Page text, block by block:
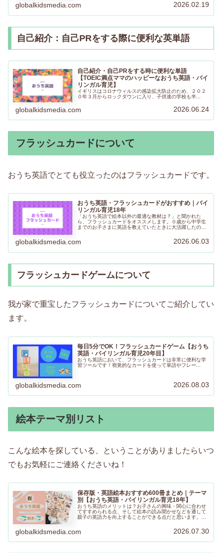
globalkidsmedia.com 2026.02.19
自己紹介：自己PRをする際に便利な英単語
自己紹介・自己PRをする時に便利な単語
【TOEIC満点ママのハッピーなおうち英語・バイ
リンガル育児】
イギリスはコロナウィルスの感染拡大防止のため、２０２
０年３月からロックダウンに入り、子供達の学校も半...
globalkidsmedia.com 2026.06.24
フラッシュカードについて
おうち英語でとても役立ったのはフラッシュカードです。
おうち英語・フラッシュカードがおすすめ｜バイ
リンガル育児18年
「おうち英語で絵本以外の最適な教材は？」と聞かれた
ら、フラッシュカードをオススメします。０歳から中学生
までのお子さまに英語を教えていたときに大活躍したの
しやすく、さまざまな使い方ができるので、ぜひ取り入れ
てみてください。
globalkidsmedia.com 2026.06.03
フラッシュカードゲームについて
我が家で重宝したフラッシュカードについてご紹介してい
ます。
毎日5分でOK！フラッシュカードゲーム【おうち
英語・バイリンガル育児20年目】
おうち英語において、フラッシュカードは非常に便利な学
習ツールです！視覚的なカードを使って単語やフレー...
globalkidsmedia.com 2026.08.03
絵本テーマ別リスト
こんな絵本を探している、ということがありましたらいつ
でもお気軽にご連絡くださいね！
保存版・英語絵本おすすめ600冊まとめ｜テーマ
別【おうち英語・バイリンガル育児18年】
おうち英語のメリットは？お子さんの興味・関心に合わせ
てすすめられる点、そして絵本の読み聞かせなどを通して
親子の英語力を向上することができる点だと思います。テ
globalkidsmedia.com 2026.07.30